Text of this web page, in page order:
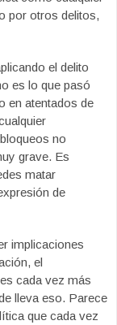
por otros delitos,
el delito
es lo que pasó
en atentados de
no
grave. Es
matar
de
implicaciones
el
cada vez más
lleva eso. Parece
que cada vez